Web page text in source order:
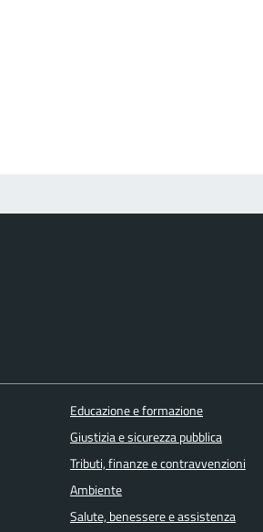
Educazione e formazione
Giustizia e sicurezza pubblica
Tributi, finanze e contravvenzioni
Ambiente
Salute, benessere e assistenza